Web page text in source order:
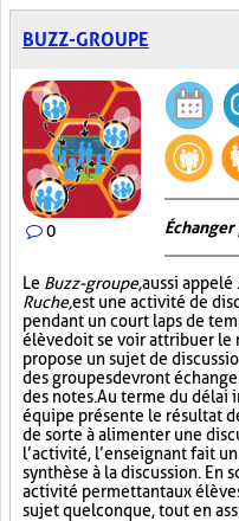
BUZZ-GROUPE
0
Le Buzz-groupe,aussi appelé
Ruche,est une activité de
pendant un court laps de
élève doit se voir attribuer le
propose un sujet de
des groupes devront
des notes. Au terme du délai
équipe présente le résultat
de sorte à alimenter une
l’activité, l’enseignant fait
synthèse à la discussion. En
activité permettant aux
sujet quelconque, tout en